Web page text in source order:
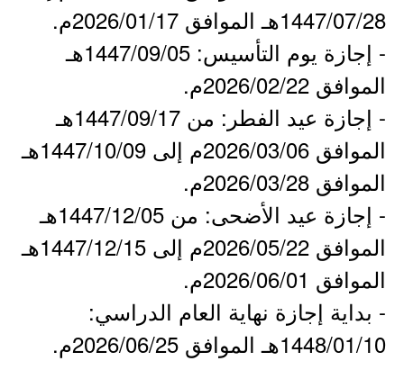
1447/07/28هـ الموافق 2026/01/17م.
- إجازة يوم التأسيس: 1447/09/05هـ
الموافق 2026/02/22م.
- إجازة عيد الفطر: من 1447/09/17هـ
الموافق 2026/03/06م إلى 1447/10/09هـ
الموافق 2026/03/28م.
- إجازة عيد الأضحى: من 1447/12/05هـ
الموافق 2026/05/22م إلى 1447/12/15هـ
الموافق 2026/06/01م.
- بداية إجازة نهاية العام الدراسي:
1448/01/10هـ الموافق 2026/06/25م.